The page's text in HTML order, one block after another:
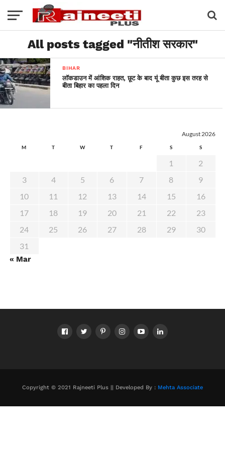
All posts tagged "नीतीश सरकार"
BIHAR
लॉकडाउन में आंशिक राहत, छूट के बाद यूं बीता कुछ इस तरह से
बीता बिहार का पहला दिन
August 2026
M T W T F S S
1
2
3
4 5 6 7 8
9
10
11 12 13 14 15
16
17
18 19 20 21 22
23
24
25 26 27 28 29
30
31
« Mar
Copyright © 2021 Rajneeti Plus || Developed By : Mehta Associate